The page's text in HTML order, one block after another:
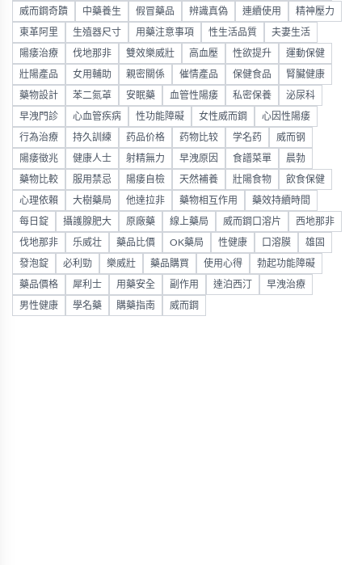
威而鋼奇蹟 中藥養生 假冒藥品 辨識真偽 連續使用 精神壓力
東革阿里 生殖器尺寸 用藥注意事項 性生活品質 夫妻生活
陽痿治療 伐地那非 雙效樂威壯 高血壓 性欲提升 運動保健
壯陽產品 女用輔助 親密關係 催情產品 保健食品 腎臟健康
藥物設計 苯二氮䓬 安眠藥 血管性陽痿 私密保養 泌尿科
早洩門診 心血管疾病 性功能障礙 女性威而鋼 心因性陽痿
行為治療 持久訓練 药品价格 药物比较 学名药 威而钢
陽痿徵兆 健康人士 射精無力 早洩原因 食譜菜單 晨勃
藥物比較 服用禁忌 陽痿自檢 天然補養 壯陽食物 飲食保健
心理依賴 大樹藥局 他達拉非 藥物相互作用 藥效持續時間
每日錠 攝護腺肥大 原廠藥 線上藥局 威而鋼口溶片 西地那非
伐地那非 乐威壮 藥品比價 OK藥局 性健康 口溶膜 雄固
發泡錠 必利勁 樂威壯 藥品購買 使用心得 勃起功能障礙
藥品價格 犀利士 用藥安全 副作用 達泊西汀 早洩治療
男性健康 學名藥 購藥指南 威而鋼